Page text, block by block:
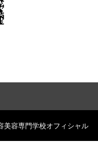
美容専門学校オフィシャル